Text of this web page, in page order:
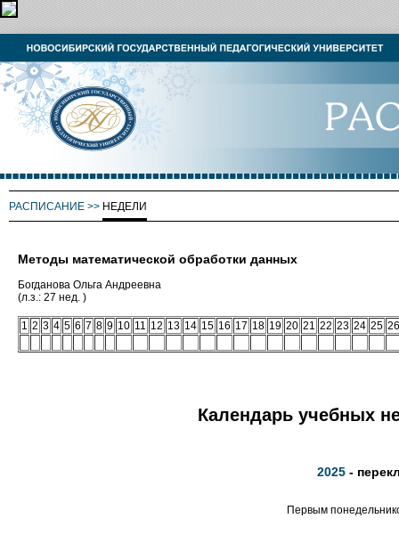
РАСПИСАНИЕ >> НЕДЕЛИ
Методы математической обработки данных
Богданова Ольга Андреевна
(л.з.: 27 нед. )
1 2 3 4 5 6 7 8 9 10 11 12 13 14 15 16 17 18 19 20 21 22 23 24 25 26
Календарь учебных
2025 -
Первым